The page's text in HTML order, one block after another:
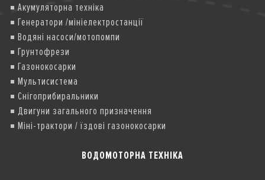
Акумуляторна техніка
Генератори /мініелектростанції
Водяні насоси/мотопомпи
Грунтофрези
Газонокосарки
Мультисистема
Снігоприбиральники
Двигуни загального призначення
Міні-трактори / їздові газонокосарки
ВОДОМОТОРНА ТЕХНІКА